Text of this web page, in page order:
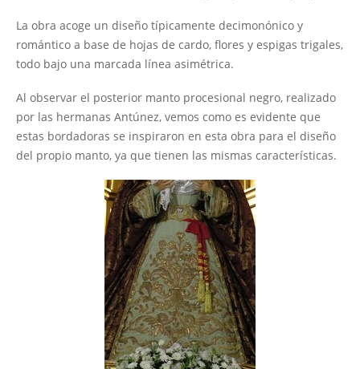
Reglas
Grupos
Banda de Cornetas y Tambores 'Santísimo Cristo de los
Remedios'
Coro 'Nuestra Señora de la Soledad'
Obra Social 'Nuestra Señora de la Soledad'
Imágenes Titulares
Casa de Hermandad
La obra acoge un diseño típicamente decimonónico y
romántico a base de hojas de cardo, flores y espigas trigales,
todo bajo una marcada línea asimétrica.
Al observar el posterior manto procesional negro, realizado
por las hermanas Antúnez, vemos como es evidente que
estas bordadoras se inspiraron en esta obra para el diseño
del propio manto, ya que tienen las mismas características.